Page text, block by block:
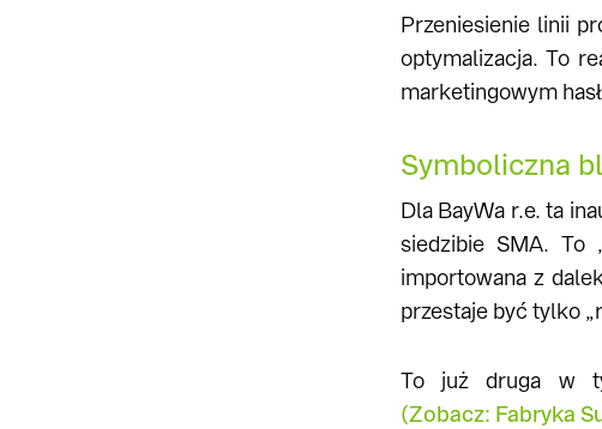
Przeniesienie linii
optymalizacja. To
marketingowym
Symboliczna
Dla BayWa r.e. ta
siedzibie SMA. To
importowana z
przestaje być tylko
To już druga w
(Zobacz: Fabryka